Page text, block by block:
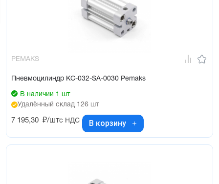
PEMAKS
Пневмоцилиндр KC-032-SA-0030 Pemaks
В наличии 1 шт
Удалённый склад 126 шт
7 195,30 ₽/штс НДС В корзину